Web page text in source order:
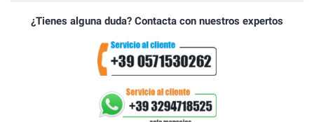
¿Tienes alguna duda? Contacta con nuestros expertos